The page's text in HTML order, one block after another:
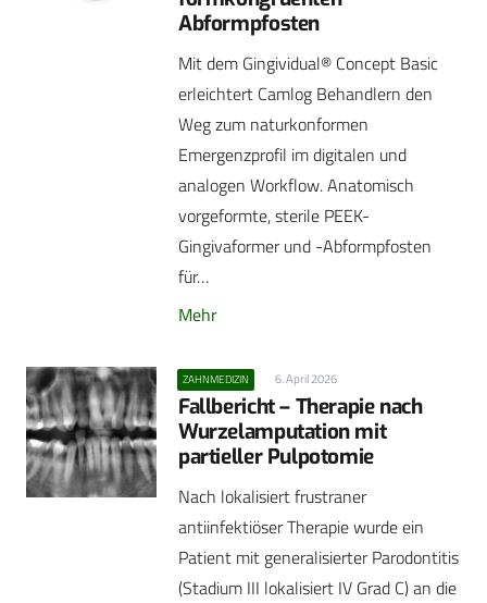
Abformpfosten
Mit dem Gingividual® Concept Basic
erleichtert Camlog Behandlern den
Weg zum naturkonformen
Emergenzprofil im digitalen und
analogen Workflow. Anatomisch
vorgeformte, sterile PEEK-
Gingivaformer und -Abformpfosten
für…
Mehr
ZAHNMEDIZIN 6. April 2026
Fallbericht – Therapie nach
Wurzelamputation mit
partieller Pulpotomie
Nach lokalisiert frustraner
antiinfektiöser Therapie wurde ein
Patient mit generalisierter Parodontitis
(Stadium III lokalisiert IV Grad C) an die